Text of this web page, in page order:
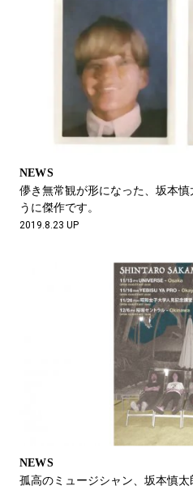
NEWS
儚き無常観が形になった、坂本
うに傑作です。
2019.8.23 UP
NEWS
孤高のミュージシャン、坂本慎